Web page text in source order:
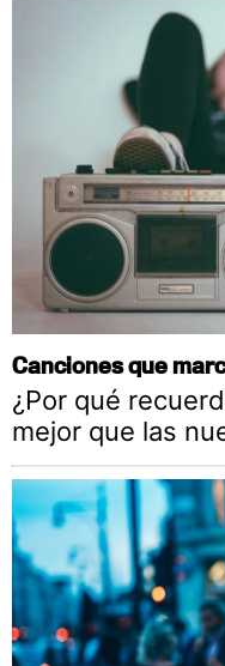
Canciones que
¿Por qué
mejor que las